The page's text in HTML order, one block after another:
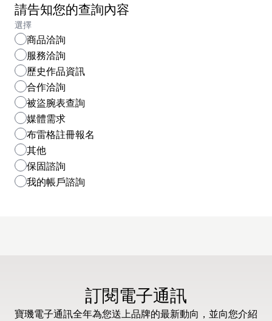
請告知您的查詢內容
選擇
商品洽詢
服務洽詢
歷史作品資訊
合作洽詢
被盜腕表查詢
媒體需求
布雷格註冊報名
其他
保固諮詢
我的帳戶諮詢
訂閱電子通訊
寶璣電子通訊全年為您送上品牌的最新動向，並向您介紹